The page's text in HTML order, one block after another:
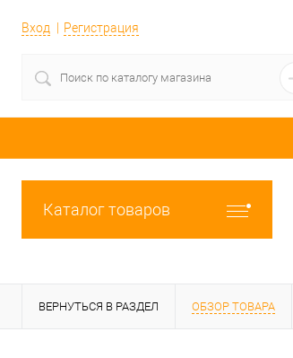
Вход Регистрация
Каталог товаров
ВЕРНУТЬСЯ В РАЗДЕЛ ОБЗОР ТОВАРА